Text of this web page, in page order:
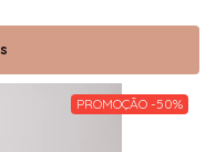
PROMOÇÃO -50%